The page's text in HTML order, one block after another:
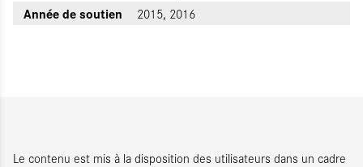
Année de soutien 2015, 2016
Le contenu est mis à la disposition des utilisateurs dans un cadre